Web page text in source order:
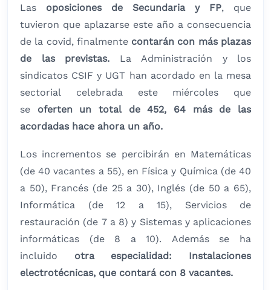
Las oposiciones de Secundaria y FP, que
tuvieron que aplazarse este año a consecuencia
de la covid, finalmente contarán con más plazas
de las previstas. La Administración y los
sindicatos CSIF y UGT han acordado en la mesa
sectorial celebrada este miércoles que
se oferten un total de 452, 64 más de las
acordadas hace ahora un año.
Los incrementos se percibirán en Matemáticas
(de 40 vacantes a 55), en Física y Química (de 40
a 50), Francés (de 25 a 30), Inglés (de 50 a 65),
Informática (de 12 a 15), Servicios de
restauración (de 7 a 8) y Sistemas y aplicaciones
informáticas (de 8 a 10). Además se ha
incluido otra especialidad: Instalaciones
electrotécnicas, que contará con 8 vacantes.